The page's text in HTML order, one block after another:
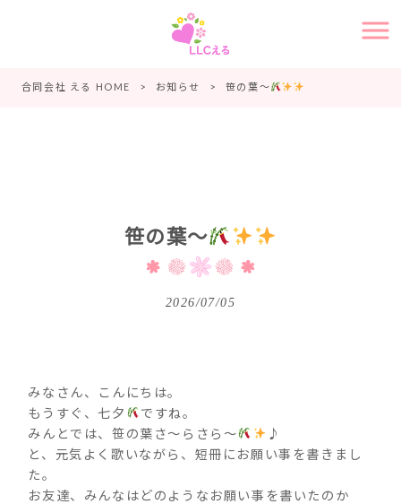
合同会社 える HOME > お知らせ > 笹の葉～
笹の葉～
2026/07/05
みなさん、こんにちは。
もうすぐ、七夕
ですね。
みんとでは、笹の葉さ～らさら～
♪
と、元気よく歌いながら、短冊にお願い事を書きまし
た。
お友達、みんなはどのようなお願い事を書いたのか